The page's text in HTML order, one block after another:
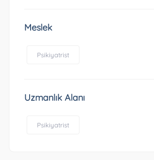
Meslek
Psikiyatrist
Uzmanlık Alanı
Psikiyatrist